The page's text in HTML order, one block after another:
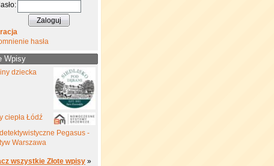
hasła
Wpisy
dziecka
ciepła Łódź
Pegasus -
Warszawa
wszystkie Złote wpisy »